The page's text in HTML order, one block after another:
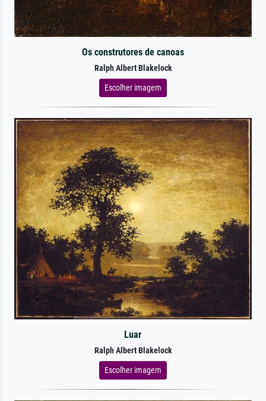
Os construtores de canoas
Ralph Albert Blakelock
Escolher imagem
Luar
Ralph Albert Blakelock
Escolher imagem